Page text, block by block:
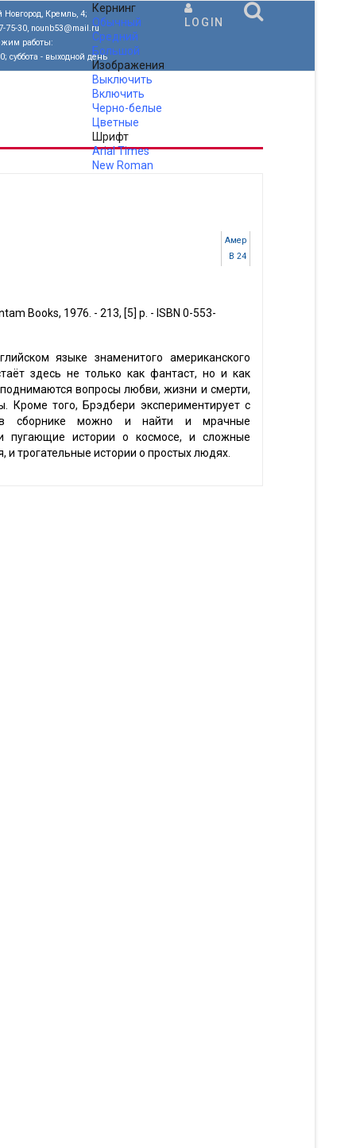
Новгород, Кремль, 4;
75-30, nounb53@mail.ru
работы:
суббота - выходной день
Кернинг
Обычный
Средний
Большой
Изображения
Выключить
Включить
Черно-белые
Цветные
Шрифт
ArialTimes
New Roman
LOGIN
Амер
B 24
Books, 1976. - 213, [5] p. - ISBN 0-553-
языке знаменитого американского
здесь не только как фантаст, но и как
вопросы любви, жизни и смерти,
Кроме того, Брэдбери экспериментирует с
сборнике можно и найти и мрачные
пугающие истории о космосе, и сложные
трогательные истории о простых людях.